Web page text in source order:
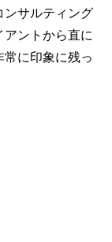
ンサルティング
ントから直に
に印象に残っ